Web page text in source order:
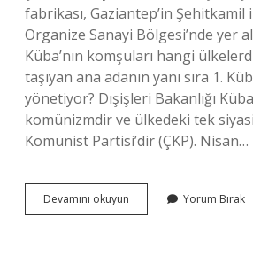
fabrikası, Gaziantep’in Şehitkamil
Organize Sanayi Bölgesi’nde yer
Küba’nın komşuları hangi
taşıyan ana adanın yanı sıra 1.
yönetiyor? Dışişleri Bakanlığı
komünizmdir ve ülkedeki tek
Komünist Partisi’dir (ÇKP). Nisan…
Devamını okuyun
Hangi
Yorum Bırak